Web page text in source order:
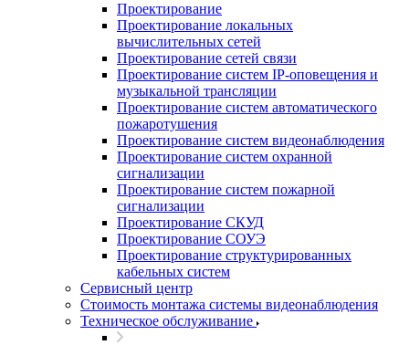
Проектирование
Проектирование локальных
вычислительных сетей
Проектирование сетей связи
Проектирование систем IP-оповещения и
музыкальной трансляции
Проектирование систем автоматического
пожаротушения
Проектирование систем видеонаблюдения
Проектирование систем охранной
сигнализации
Проектирование систем пожарной
сигнализации
Проектирование СКУД
Проектирование СОУЭ
Проектирование структурированных
кабельных систем
Сервисный центр
Стоимость монтажа системы видеонаблюдения
Техническое обслуживание